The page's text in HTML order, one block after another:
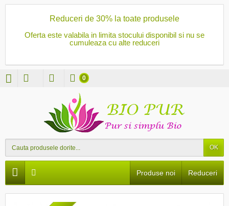
Reduceri de 30% la toate produsele
Oferta este valabila in limita stocului disponibil si nu se
cumuleaza cu alte reduceri
OK
0
Reduceri
Produse noi